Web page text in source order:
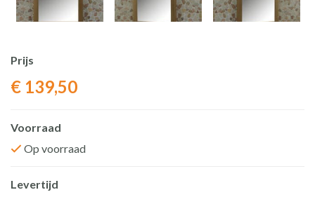
Prijs
€ 139,50
Voorraad
Op voorraad
Levertijd